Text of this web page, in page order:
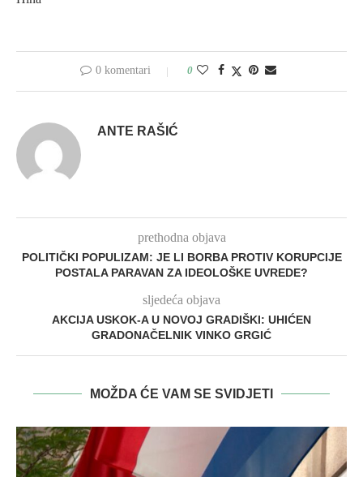
0 komentari 0
ANTE RAŠIĆ
prethodna objava
POLITIČKI POPULIZAM: JE LI BORBA PROTIV KORUPCIJE
POSTALA PARAVAN ZA IDEOLOŠKE UVREDE?
sljedeća objava
AKCIJA USKOK-A U NOVOJ GRADIŠKI: UHIĆEN
GRADONAČELNIK VINKO GRGIĆ
MOŽDA ĆE VAM SE SVIDJETI